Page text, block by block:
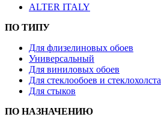
ALTER ITALY
ПО ТИПУ
Для флизелиновых обоев
Универсальный
Для виниловых обоев
Для стеклообоев и стеклохолста
Для стыков
ПО НАЗНАЧЕНИЮ